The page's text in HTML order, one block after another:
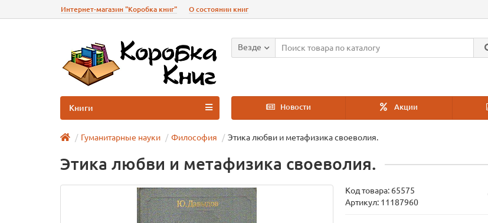
Интернет-магазин "Коробка книг" О состоянии книг
Везде
Новости Акции
Книги
Гуманитарные науки Философия Этика любви и метафизика своеволия.
Этика любви и метафизика своеволия.
Код товара: 65575
Артикул: 11187960